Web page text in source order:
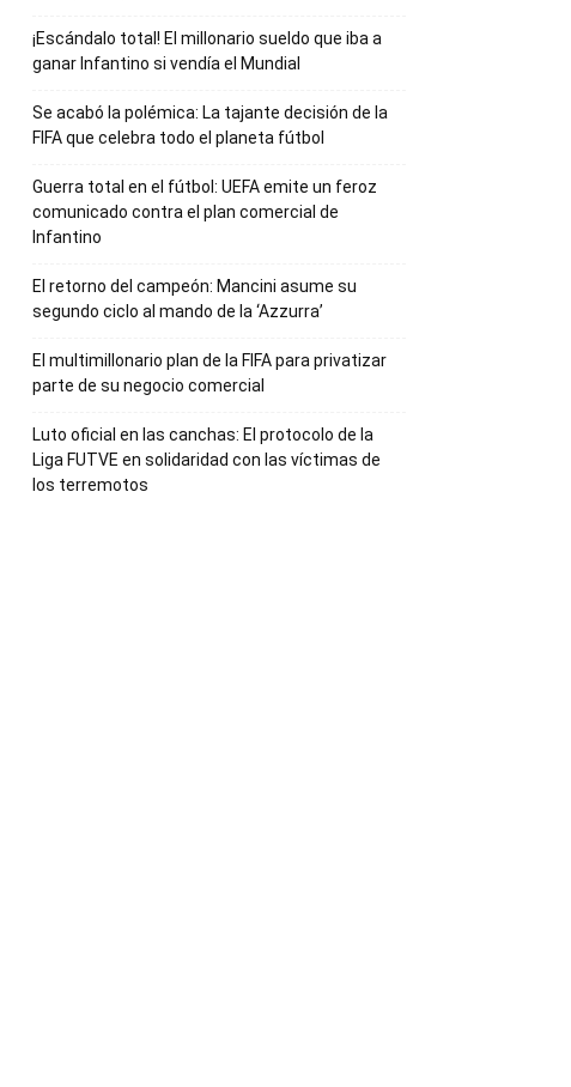
¡Escándalo total! El millonario sueldo que iba a
ganar Infantino si vendía el Mundial
Se acabó la polémica: La tajante decisión de la
FIFA que celebra todo el planeta fútbol
Guerra total en el fútbol: UEFA emite un feroz
comunicado contra el plan comercial de
Infantino
El retorno del campeón: Mancini asume su
segundo ciclo al mando de la ‘Azzurra’
El multimillonario plan de la FIFA para privatizar
parte de su negocio comercial
Luto oficial en las canchas: El protocolo de la
Liga FUTVE en solidaridad con las víctimas de
los terremotos